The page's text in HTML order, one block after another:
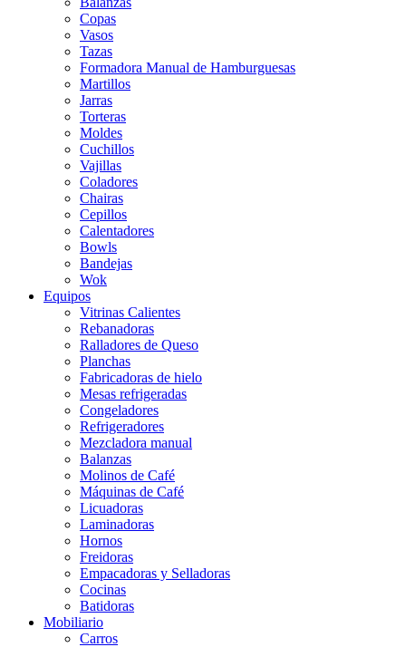
Copas
Vasos
Tazas
Formadora Manual de Hamburguesas
Martillos
Jarras
Torteras
Moldes
Cuchillos
Vajillas
Coladores
Chairas
Cepillos
Calentadores
Bowls
Bandejas
Wok
Equipos
Vitrinas Calientes
Rebanadoras
Ralladores de Queso
Planchas
Fabricadoras de hielo
Mesas refrigeradas
Congeladores
Refrigeradores
Mezcladora manual
Balanzas
Molinos de Café
Máquinas de Café
Licuadoras
Laminadoras
Hornos
Freidoras
Empacadoras y Selladoras
Cocinas
Batidoras
Mobiliario
Carros